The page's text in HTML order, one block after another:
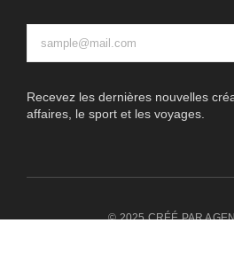
Recevez les dernières nouvelles
affaires, le sport et les voyages.
© 2025 CRÉÉ PAR